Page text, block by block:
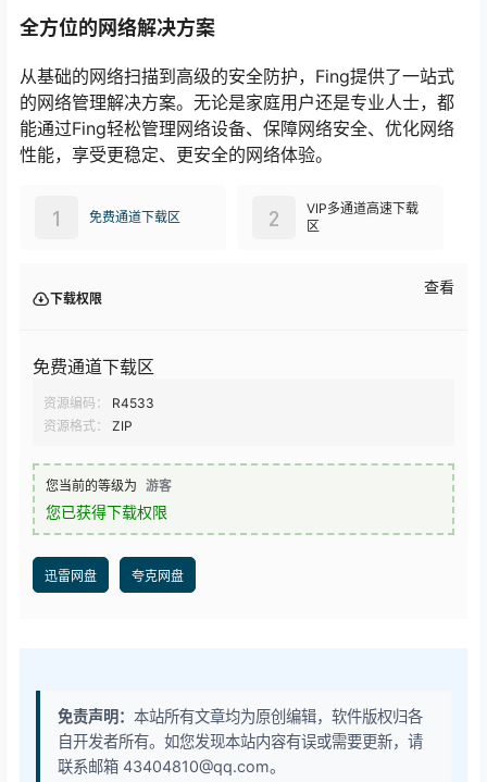
全方位的网络解决方案
从基础的网络扫描到高级的安全防护，Fing提供了一站式
的网络管理解决方案。无论是家庭用户还是专业人士，都
能通过Fing轻松管理网络设备、保障网络安全、优化网络
性能，享受更稳定、更安全的网络体验。
免费通道下载区
1
VIP多通道高速下载
区
2
下载权限
查看
免费通道下载区
资源编码：
R4533
资源格式：
ZIP
您当前的等级为 游客
您已获得下载权限
迅雷网盘 夸克网盘
免责声明： 本站所有文章均为原创编辑，软件版权归各
自开发者所有。如您发现本站内容有误或需要更新，请
联系邮箱 43404810@qq.com。